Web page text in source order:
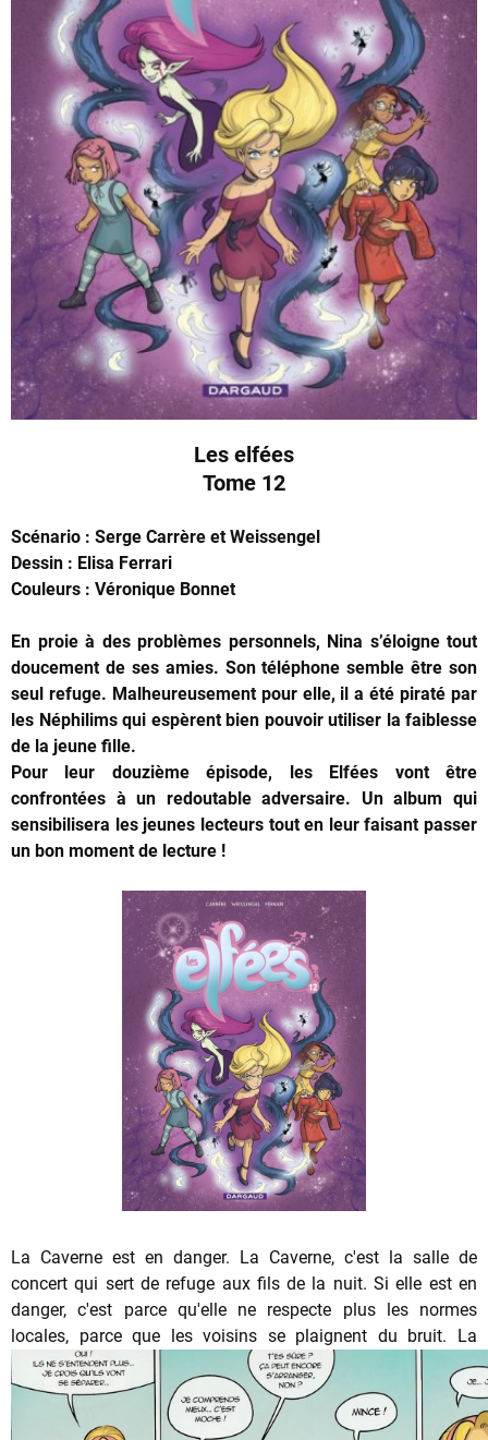
Les elfées
Tome 12
Scénario : Serge Carrère et Weissengel
Dessin : Elisa Ferrari
Couleurs : Véronique Bonnet
En proie à des problèmes personnels, Nina s’éloigne tout
doucement de ses amies. Son téléphone semble être son
seul refuge. Malheureusement pour elle, il a été piraté par
les Néphilims qui espèrent bien pouvoir utiliser la faiblesse
de la jeune fille.
Pour leur douzième épisode, les Elfées vont être
confrontées à un redoutable adversaire. Un album qui
sensibilisera les jeunes lecteurs tout en leur faisant passer
un bon moment de lecture !
La Caverne est en danger. La Caverne, c'est la salle de
concert qui sert de refuge aux fils de la nuit. Si elle est en
danger, c'est parce qu'elle ne respecte plus les normes
locales, parce que les voisins se plaignent du bruit. La